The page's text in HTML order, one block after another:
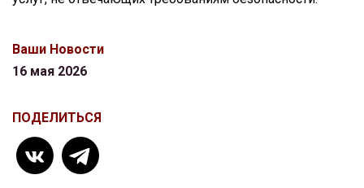
Ваши Новости
16 мая 2026
ПОДЕЛИТЬСЯ